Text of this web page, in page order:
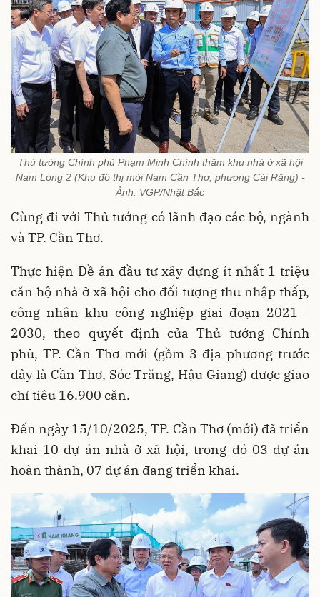
Thủ tướng Chính phủ Phạm Minh Chính thăm khu nhà ở xã hội
Nam Long 2 (Khu đô thị mới Nam Cần Thơ, phường Cái Răng) -
Ảnh: VGP/Nhật Bắc
Cùng đi với Thủ tướng có lãnh đạo các bộ, ngành
và TP. Cần Thơ.
Thực hiện Đề án đầu tư xây dựng ít nhất 1 triệu
căn hộ nhà ở xã hội cho đối tượng thu nhập thấp,
công nhân khu công nghiệp giai đoạn 2021 -
2030, theo quyết định của Thủ tướng Chính
phủ, TP. Cần Thơ mới (gồm 3 địa phương trước
đây là Cần Thơ, Sóc Trăng, Hậu Giang) được giao
chỉ tiêu 16.900 căn.
Đến ngày 15/10/2025, TP. Cần Thơ (mới) đã triển
khai 10 dự án nhà ở xã hội, trong đó 03 dự án
hoàn thành, 07 dự án đang triển khai.